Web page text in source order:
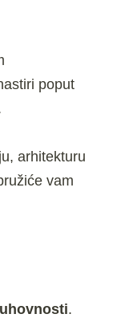
poput
arhitekturu
vam
.